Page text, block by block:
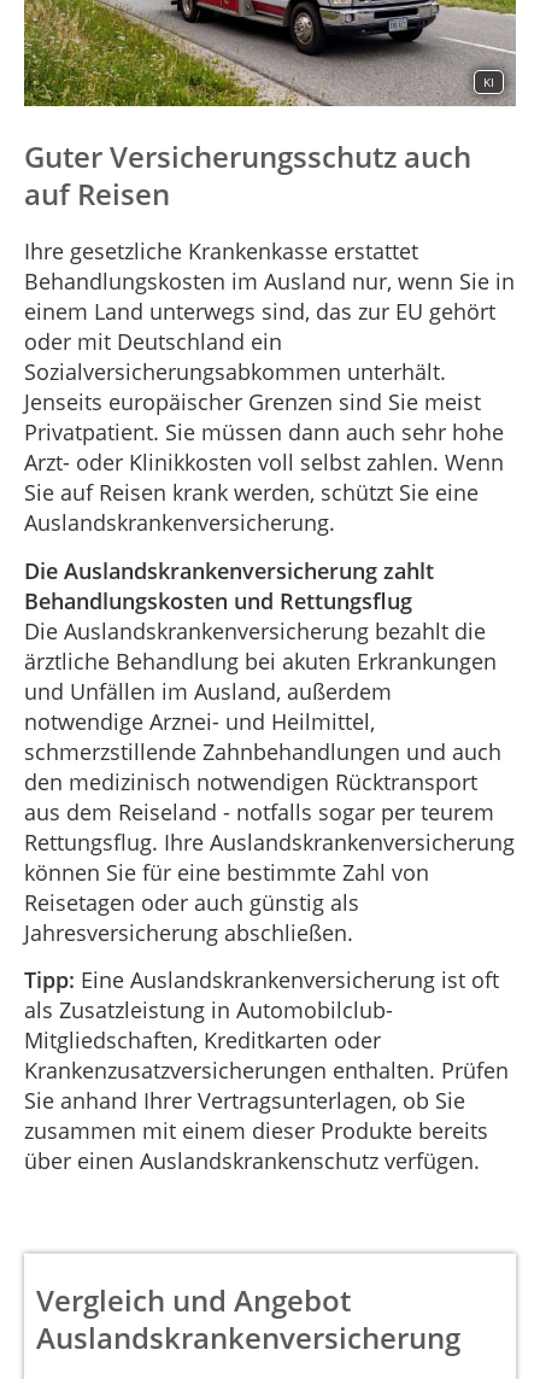
KI
Guter Versicherungsschutz auch
auf Reisen
Ihre gesetzliche Krankenkasse erstattet
Behandlungskosten im Ausland nur, wenn Sie in
einem Land unterwegs sind, das zur EU gehört
oder mit Deutschland ein
Sozialversicherungsabkommen unterhält.
Jenseits europäischer Grenzen sind Sie meist
Privatpatient. Sie müssen dann auch sehr hohe
Arzt- oder Klinikkosten voll selbst zahlen. Wenn
Sie auf Reisen krank werden, schützt Sie eine
Auslandskrankenversicherung.
Die Auslandskrankenversicherung zahlt
Behandlungskosten und Rettungsflug
Die Auslandskrankenversicherung bezahlt die
ärztliche Behandlung bei akuten Erkrankungen
und Unfällen im Ausland, außerdem
notwendige Arznei- und Heilmittel,
schmerzstillende Zahnbehandlungen und auch
den medizinisch notwendigen Rücktransport
aus dem Reiseland - notfalls sogar per teurem
Rettungsflug. Ihre Auslandskrankenversicherung
können Sie für eine bestimmte Zahl von
Reisetagen oder auch günstig als
Jahresversicherung abschließen.
Tipp: Eine Auslandskrankenversicherung ist oft
als Zusatzleistung in Automobilclub-
Mitgliedschaften, Kreditkarten oder
Krankenzusatzversicherungen enthalten. Prüfen
Sie anhand Ihrer Vertragsunterlagen, ob Sie
zusammen mit einem dieser Produkte bereits
über einen Auslandskrankenschutz verfügen.
Vergleich und Angebot
Auslandskrankenversicherung